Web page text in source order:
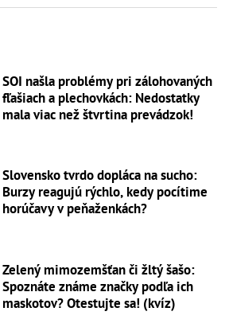
SOI našla problémy pri zálohovaných
fľašiach a plechovkách: Nedostatky
mala viac než štvrtina prevádzok!
Slovensko tvrdo dopláca na sucho:
Burzy reagujú rýchlo, kedy pocítime
horúčavy v peňaženkách?
Zelený mimozemšťan či žltý šašo:
Spoznáte známe značky podľa ich
maskotov? Otestujte sa! (kvíz)